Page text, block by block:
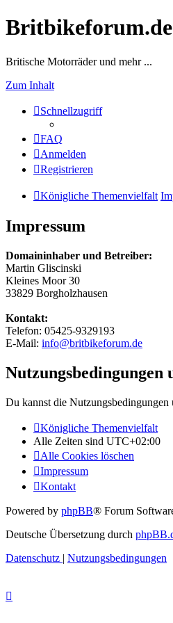
Britbikeforum.de
Britische Motorräder und mehr ...
Zum Inhalt
Schnellzugriff
FAQ
Anmelden
Registrieren
Königliche Themenvielfalt
Impressum
Domaininhaber und Betreiber:
Martin Gliscinski
Kleines Moor 30
33829 Borgholzhausen
Kontakt:
Telefon: 05425-9329193
E-Mail: info@britbikeforum.de
Du kannst die
Königliche Themenvielfalt
Alle Zeiten sind UTC+02:00
Alle Cookies löschen
Impressum
Kontakt
Powered by phpBB® Forum
Deutsche Übersetzung durch
Datenschutz | Nutzungsbedingungen